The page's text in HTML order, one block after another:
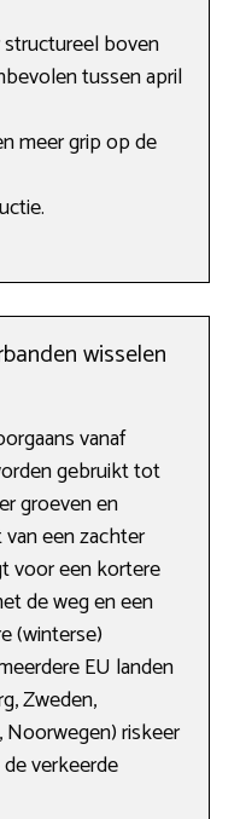
boven
tussen april
meer grip op de
wisselen
vanaf
gebruikt tot
groeven en
een zachter
voor een kortere
de weg en een
(winterse)
EU landen
Zweden,
Noorwegen) riskeer
verkeerde